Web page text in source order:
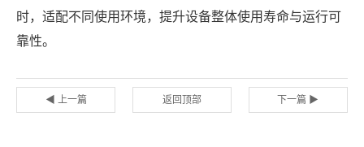
时，适配不同使用环境，提升设备整体使用寿命与运行可
靠性。
◀ 上一篇 返回顶部 下一篇 ▶